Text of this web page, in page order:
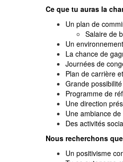
Ce que tu auras la
Un plan de
Salaire de
Un
La chance de
Journées de
Plan de carrière
Grande
Programme de
Une direction
Une ambiance
Des activités
Nous recherchons
Un positivisme